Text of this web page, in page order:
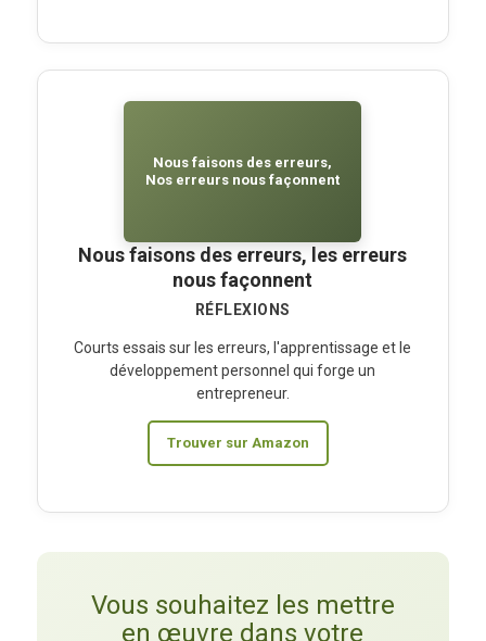
Nous faisons des erreurs,
Nos erreurs nous façonnent
Nous faisons des erreurs, les erreurs
nous façonnent
RÉFLEXIONS
Courts essais sur les erreurs, l'apprentissage et le
développement personnel qui forge un
entrepreneur.
Trouver sur Amazon
Vous souhaitez les mettre
en œuvre dans votre